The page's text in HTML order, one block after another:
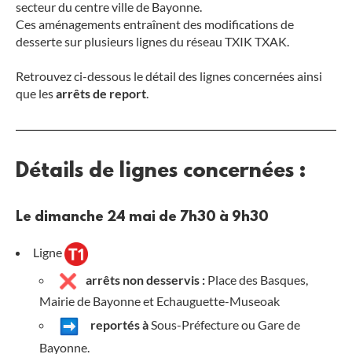
secteur du centre ville de Bayonne.
Ces aménagements entraînent des modifications de
desserte sur plusieurs lignes du réseau TXIK TXAK.
Retrouvez ci-dessous le détail des lignes concernées ainsi
que lesarrêts de report.
Détails de lignes concernées :
Le dimanche 24 mai de 7h30 à 9h30
Ligne
arrêts non desservis : Place des Basques,
Mairie de Bayonne et Echauguette-Museoak
reportés àSous-Préfecture ou Gare de
Bayonne.